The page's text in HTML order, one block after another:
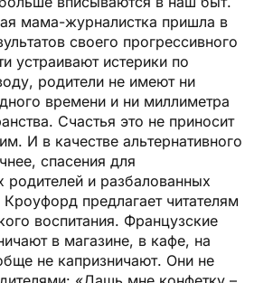
мама-журналистка пришла в
своего прогрессивного
устраивают истерики по
родители не имеют ни
времени и ни миллиметра
Счастья это не приносит
И в качестве альтернативного
спасения для
и разбалованных
Кроуфорд предлагает читателям
воспитания. Французские
в магазине, в кафе, на
не капризничают. Они не